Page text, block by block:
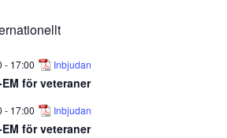
- 17:00 Inbjudan
för veteraner
- 17:00 Inbjudan
för veteraner